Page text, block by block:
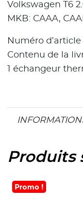
Volkswagen T6
MKB: CAAA,
Numéro d’article
Contenu de la
1 échangeur
Produits
Promo !